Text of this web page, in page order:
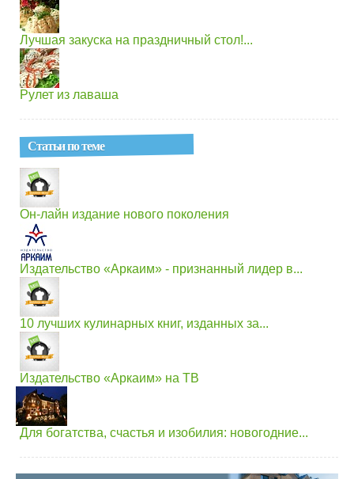
Лучшая закуска на праздничный стол!...
Рулет из лаваша
Статьи по теме
Он-лайн издание нового поколения
Издательство «Аркаим» - признанный лидер в...
10 лучших кулинарных книг, изданных за...
Издательство «Аркаим» на ТВ
Для богатства, счастья и изобилия: новогодние...